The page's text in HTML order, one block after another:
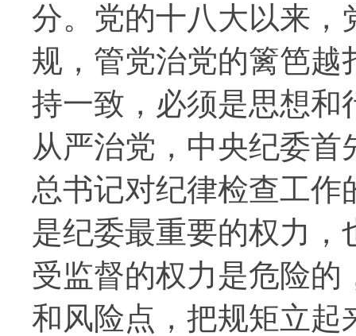
分。党的十八大以来，
规，管党治党的篱笆越
持一致，必须是思想和
从严治党，中央纪委
总书记对纪律检查工作
是纪委最重要的权力
受监督的权力是危险
和风险点，把规矩立起